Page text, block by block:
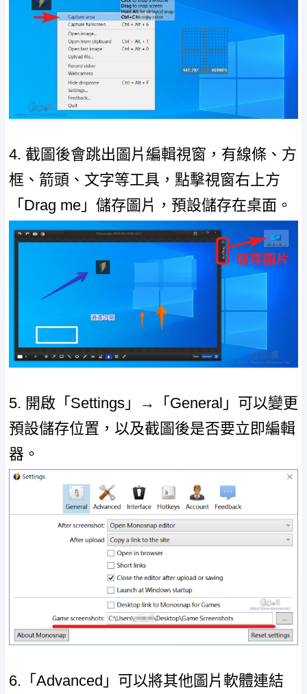
4. 截圖後會跳出圖片編輯視窗，有線條、方
框、箭頭、文字等工具，點擊視窗右上方
「Drag me」儲存圖片，預設儲存在桌面。
5. 開啟「Settings」→「General」可以變更
預設儲存位置，以及截圖後是否要立即編輯
器。
6.「Advanced」可以將其他圖片軟體連結